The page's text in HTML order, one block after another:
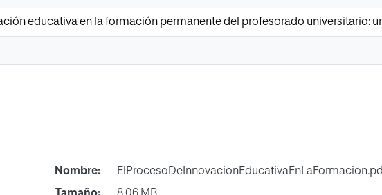
educativa en la formación permanente del profesorado universitario:
Nombre: